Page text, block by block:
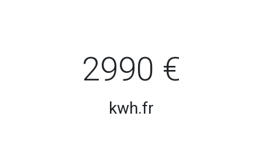
2990 €
kwh.fr